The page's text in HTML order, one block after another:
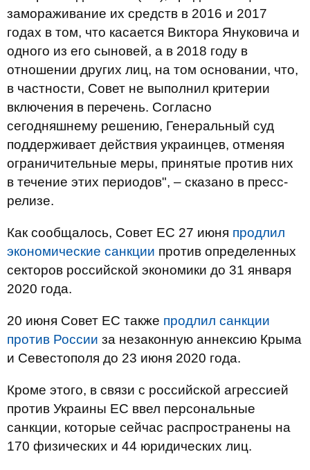
замораживание их средств в 2016 и 2017
годах в том, что касается Виктора Януковича и
одного из его сыновей, а в 2018 году в
отношении других лиц, на том основании, что,
в частности, Совет не выполнил критерии
включения в перечень. Согласно
сегодняшнему решению, Генеральный суд
поддерживает действия украинцев, отменяя
ограничительные меры, принятые против них
в течение этих периодов", – сказано в пресс-
релизе.
Как сообщалось, Совет ЕС 27 июня продлил
экономические санкции против определенных
секторов российской экономики до 31 января
2020 года.
20 июня Совет ЕС также продлил санкции
против России за незаконную аннексию Крыма
и Севестополя до 23 июня 2020 года.
Кроме этого, в связи с российской агрессией
против Украины ЕС ввел персональные
санкции, которые сейчас распространены на
170 физических и 44 юридических лиц.